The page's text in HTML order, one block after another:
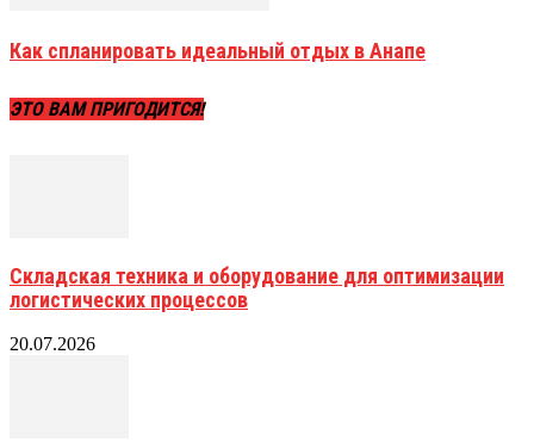
Как спланировать идеальный отдых в Анапе
ЭТО ВАМ ПРИГОДИТСЯ!
Складская техника и оборудование для оптимизации
логистических процессов
20.07.2026